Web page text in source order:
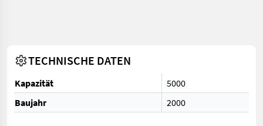
TECHNISCHE DATEN
Kapazität
5000
Baujahr
2000